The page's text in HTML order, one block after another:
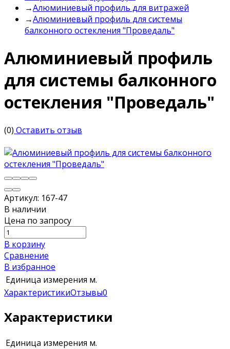
→Алюминиевый профиль для витражей
→Алюминиевый профиль для системы
балконного остекления "Проведаль"
Алюминиевый профиль
для системы балконного
остекления "Проведаль"
(0) Оставить отзыв
Артикул: 167-47
В наличии
Цена по запросу
В корзину
Сравнение
В избранное
Единица измерения м.
ХарактеристикиОтзывы0
Характеристики
Единица измерения м.